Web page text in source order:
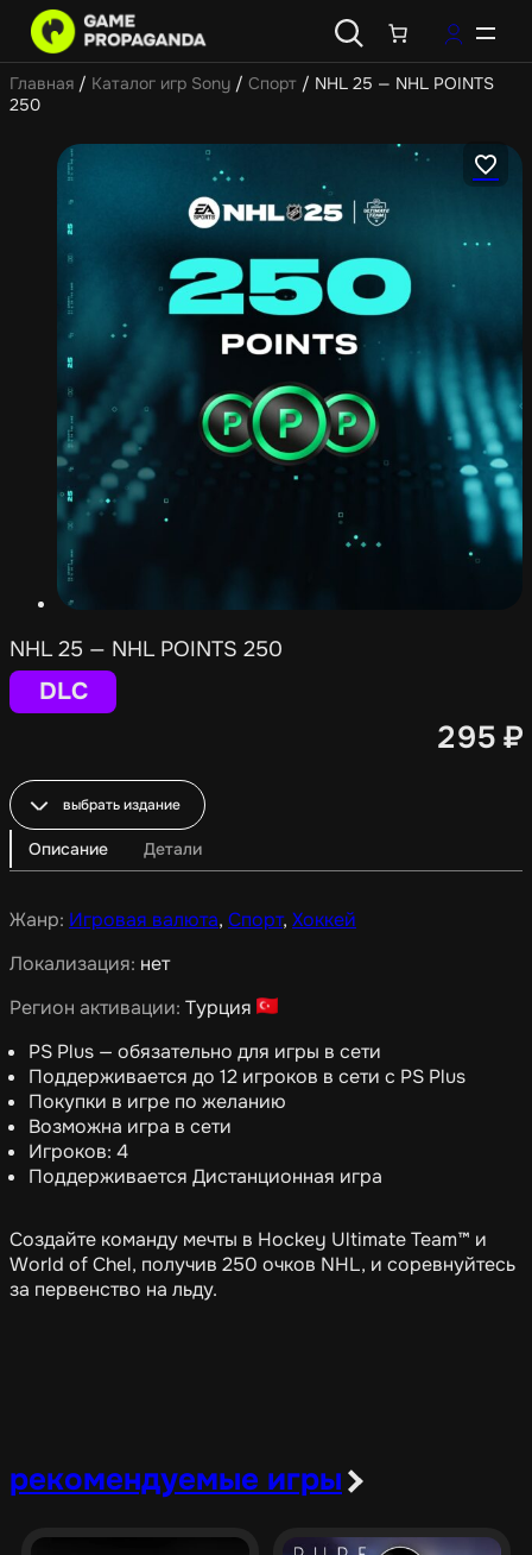
Главная / Каталог игр Sony / Спорт / NHL 25 — NHL POINTS
250
NHL 25 — NHL POINTS 250
DLC
295 ₽
выбрать издание
Описание Детали
Жанр: Игровая валюта, Спорт, Хоккей
Локализация: нет
Регион активации: Турция
PS Plus — обязательно для игры в сети
Поддерживается до 12 игроков в сети с PS Plus
Покупки в игре по желанию
Возможна игра в сети
Игроков: 4
Поддерживается Дистанционная игра
Создайте команду мечты в Hockey Ultimate Team™ и
World of Chel, получив 250 очков NHL, и соревнуйтесь
за первенство на льду.
рекомендуемые игры